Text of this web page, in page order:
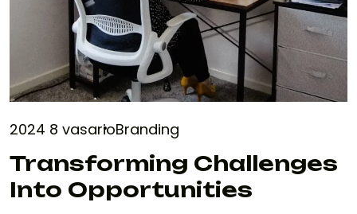
2024 8 vasarioBranding
Transforming Challenges
Into Opportunities